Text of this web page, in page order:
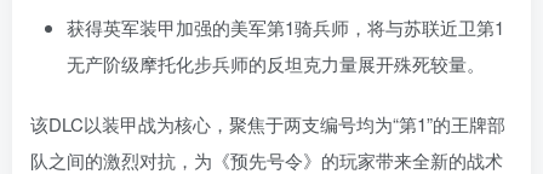
获得英军装甲加强的美军第1骑兵师，将与苏联近卫第1
无产阶级摩托化步兵师的反坦克力量展开殊死较量。
该DLC以装甲战为核心，聚焦于两支编号均为“第1”的王牌部
队之间的激烈对抗，为《预先号令》的玩家带来全新的战术